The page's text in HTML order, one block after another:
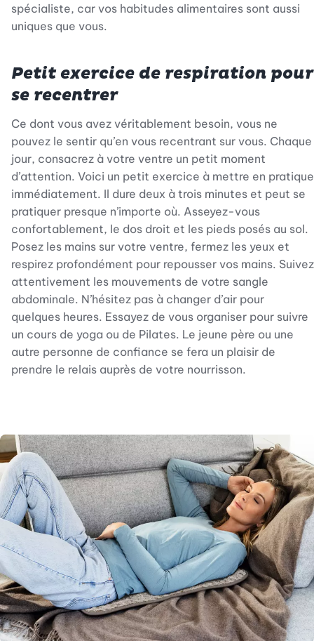
spécialiste, car vos habitudes alimentaires sont aussi
uniques que vous.
Petit exercice de respiration pour
se recentrer
Ce dont vous avez véritablement besoin, vous ne
pouvez le sentir qu’en vous recentrant sur vous. Chaque
jour, consacrez à votre ventre un petit moment
d’attention. Voici un petit exercice à mettre en pratique
immédiatement. Il dure deux à trois minutes et peut se
pratiquer presque n’importe où. Asseyez-vous
confortablement, le dos droit et les pieds posés au sol.
Posez les mains sur votre ventre, fermez les yeux et
respirez profondément pour repousser vos mains. Suivez
attentivement les mouvements de votre sangle
abdominale. N’hésitez pas à changer d’air pour
quelques heures. Essayez de vous organiser pour suivre
un cours de yoga ou de Pilates. Le jeune père ou une
autre personne de confiance se fera un plaisir de
prendre le relais auprès de votre nourrisson.